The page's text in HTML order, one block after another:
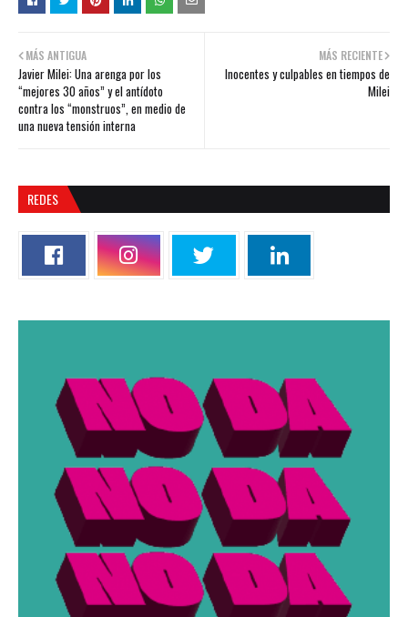
MÁS RECIENTE
Inocentes y culpables en tiempos de
Milei
MÁS ANTIGUA
Javier Milei: Una arenga por los
“mejores 30 años” y el antídoto
contra los “monstruos”, en medio de
una nueva tensión interna
REDES